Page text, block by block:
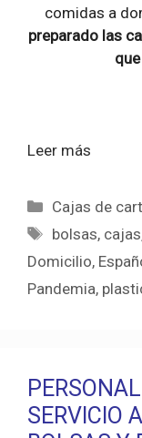
comidas a
preparado las
Leer más
Categorías
Cajas de
Etiquetas
bolsas, cajas
Domicilio,
Pandemia,
SERVICIO